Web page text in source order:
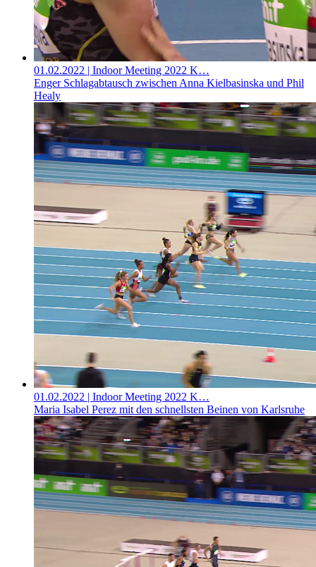
01.02.2022 | Indoor Meeting 2022 K…
Enger Schlagabtausch zwischen Anna Kielbasinska und Phil
Healy
01.02.2022 | Indoor Meeting 2022 K…
Maria Isabel Perez mit den schnellsten Beinen von Karlsruhe